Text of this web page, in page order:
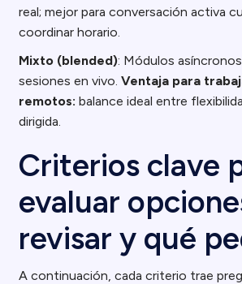
real; mejor para conversación activa
coordinar horario.
Mixto (blended): Módulos
sesiones en vivo.Ventaja para
remotos: balance ideal entre
dirigida.
Criterios clave
evaluar
revisar y qué
A continuación, cada criterio trae